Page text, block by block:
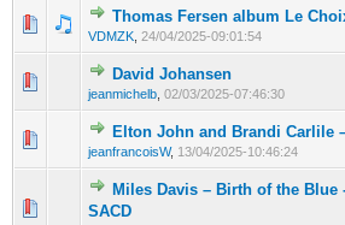
Thomas Fersen album Le
VDMZK 24/04/2025-09:01:54
David Johansen
jeanmichelb 02/03/2025-07:46:30
Elton John and Brandi Carlile
jeanfrancoisW, 13/04/2025-10:46:24
Miles Davis – Birth of the
SACD